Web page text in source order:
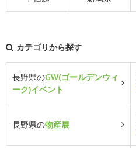
カテゴリから探す
長野県のGW(ゴールデンウィ
ーク)イベント
長野県の物産展